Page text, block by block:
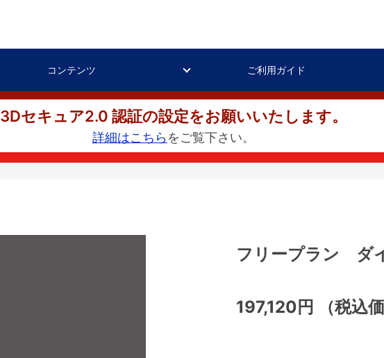
コンテンツ ご利用ガイド
3Dセキュア2.0 認証の設定をお願いいたします。
詳細はこちらをご覧下さい。
フリープラン ダ
197,120円 （税込